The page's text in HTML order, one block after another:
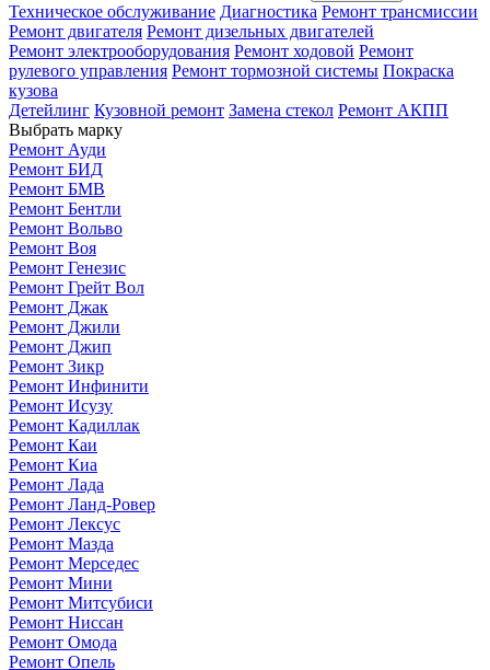
Техническое обслуживание Диагностика Ремонт трансмиссии
Ремонт двигателя Ремонт дизельных двигателей
Ремонт электрооборудования Ремонт ходовой Ремонт
рулевого управления Ремонт тормозной системы Покраска
кузова
Детейлинг Кузовной ремонт Замена стекол Ремонт АКПП
Выбрать марку
Ремонт Ауди
Ремонт БИД
Ремонт БМВ
Ремонт Бентли
Ремонт Вольво
Ремонт Воя
Ремонт Генезис
Ремонт Грейт Вол
Ремонт Джак
Ремонт Джили
Ремонт Джип
Ремонт Зикр
Ремонт Инфинити
Ремонт Исузу
Ремонт Кадиллак
Ремонт Каи
Ремонт Киа
Ремонт Лада
Ремонт Ланд-Ровер
Ремонт Лексус
Ремонт Мазда
Ремонт Мерседес
Ремонт Мини
Ремонт Митсубиси
Ремонт Ниссан
Ремонт Омода
Ремонт Опель